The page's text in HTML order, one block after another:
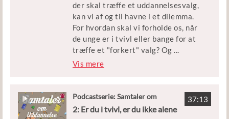
der skal træffe et uddannelsesvalg,
kan vi af og til havne i et dilemma.
For hvordan skal vi forholde os, når
de unge er i tvivl eller bange for at
træffe et "forkert" valg? Og ...
hvad gør vi, når de unge kommer med
I denne episode taler vi med
Vis mere
37:13
Podcastserie: Samtaler om
Uddannelse
2: Er du i tvivl, er du ikke alene